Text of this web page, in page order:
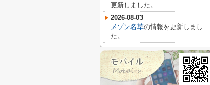
更新しました。
2026-08-03
メゾン名草の情報を更新しまし
た。